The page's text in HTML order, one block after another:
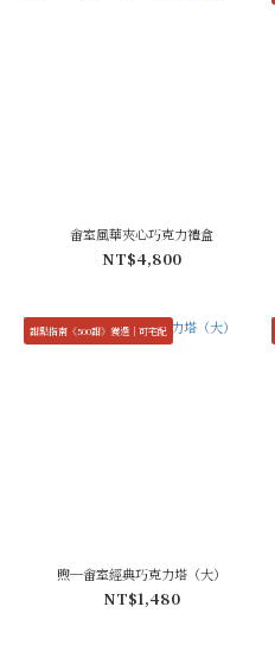
畬室風華夾心巧克力禮盒
NT$4,800
甜點指南《500甜》獲選｜可宅配
煦─畬室經典巧克力塔（大）
NT$1,480